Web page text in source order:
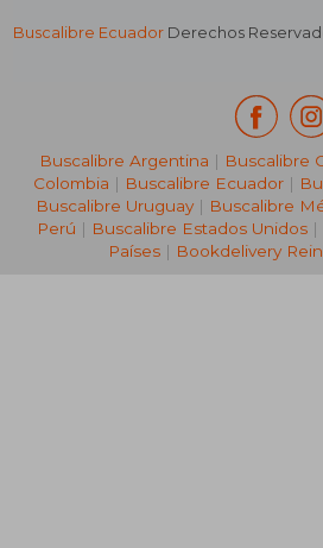
Buscalibre Ecuador Derechos
Buscalibre Argentina | Buscalibre
Colombia | Buscalibre Ecuador |
Buscalibre Uruguay| Buscalibre
Perú | Buscalibre Estados Unidos|
Países | Bookdelivery